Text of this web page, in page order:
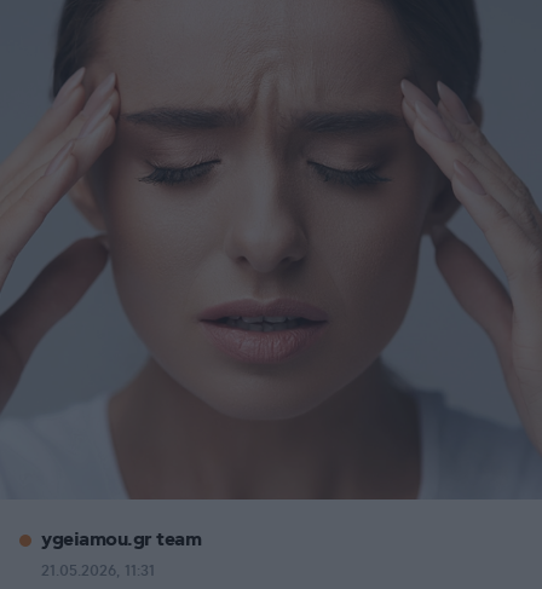
ygeiamou.gr team
21.05.2026, 11:31